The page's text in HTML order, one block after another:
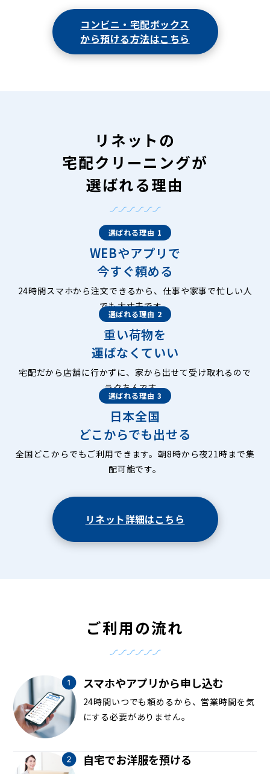
コンビニ・宅配ボックス
から預ける方法はこちら
リネットの
宅配クリーニングが
選ばれる理由
選ばれる理由 1
WEBやアプリで
今すぐ頼める
24時間スマホから注文できるから、仕事や家事で忙しい人
でも大丈夫です。
選ばれる理由 2
重い荷物を
運ばなくていい
宅配だから店舗に行かずに、家から出せて受け取れるので
ラクちんです。
選ばれる理由 3
日本全国
どこからでも出せる
全国どこからでもご利用できます。朝8時から夜21時まで集
配可能です。
リネット詳細はこちら
ご利用の流れ
スマホやアプリから申し込む
24時間いつでも頼めるから、営業時間を気
にする必要がありません。
自宅でお洋服を預ける